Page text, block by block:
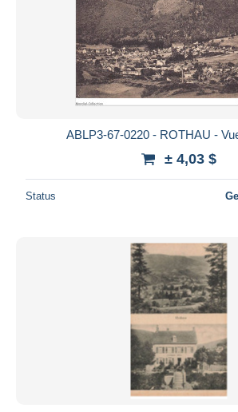
ABLP3-67-0220 - ROTHAU -
± 4,03 $
Status